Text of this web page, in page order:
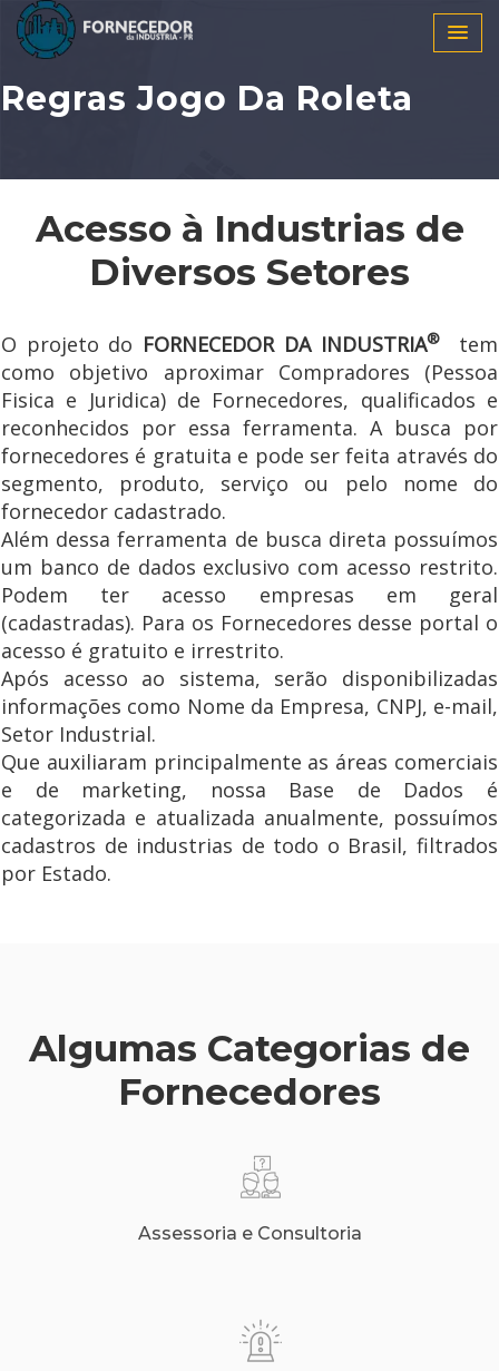
Regras Jogo Da Roleta
Acesso à Industrias de
Diversos Setores
O projeto do FORNECEDOR DA INDUSTRIA®tem
como objetivo aproximar Compradores (Pessoa
Fisica e Juridica) de Fornecedores, qualificados e
reconhecidos por essa ferramenta. A busca por
fornecedores é gratuita e pode ser feita através do
segmento, produto, serviço ou pelo nome do
fornecedor cadastrado.
Além dessa ferramenta de busca direta possuímos
um banco de dados exclusivo com acesso restrito.
Podem ter acesso empresas em geral
(cadastradas). Para os Fornecedores desse portal o
acesso é gratuito e irrestrito.
Após acesso ao sistema, serão disponibilizadas
informações como Nome da Empresa, CNPJ, e-mail,
Setor Industrial.
Que auxiliaram principalmente as áreas comerciais
e de marketing, nossa Base de Dados é
categorizada e atualizada anualmente, possuímos
cadastros de industrias de todo o Brasil, filtrados
por Estado.
Algumas Categorias de
Fornecedores
Assessoria e Consultoria